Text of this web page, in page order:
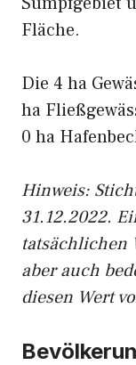
Fläche.
Die 4 ha
ha
0 ha
Hinweis:
31.12.2022.
tatsächlichen
aber auch
diesen Wert